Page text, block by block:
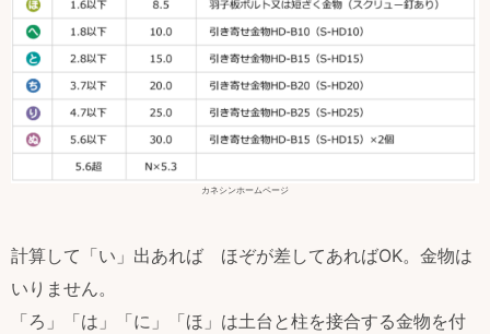
カネシンホームページ
計算して「い」出あれば ほぞが差してあればOK。金物は
いりません。
「ろ」「は」「に」「ほ」は土台と柱を接合する金物を付